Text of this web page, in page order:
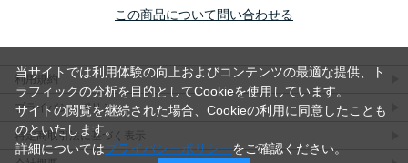
この商品について問い合わせる
利用規約
プライバシーポリシー
特定商取引法に基づく表示
当サイトでは利用体験の向上およびコンテンツの最適な提供、ト
ラフィックの分析を目的としてCookieを使用しています。
サイトの閲覧を継続された場合、Cookieの利用に同意したことも
のといたします。
詳細についてはプライバシーポリシーをご確認ください。